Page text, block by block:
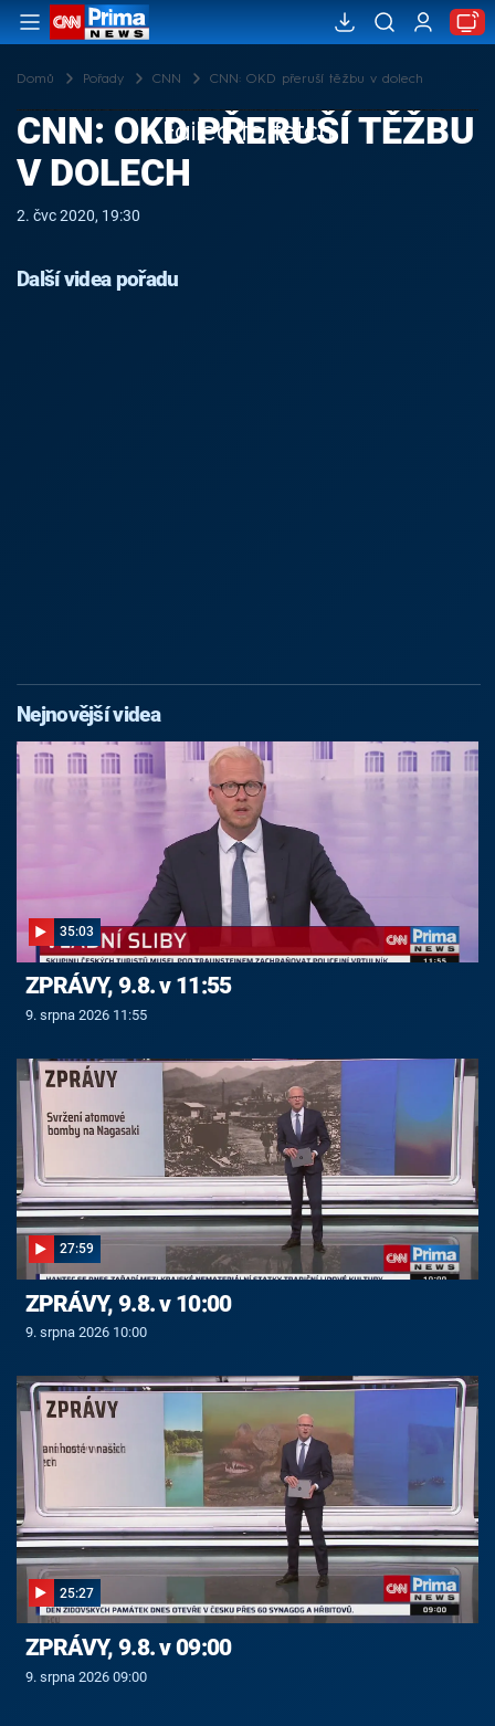
Domů Pořady CNN CNN: OKD přeruší těžbu v dolech
Failed to fetch
CNN: OKD PŘERUŠÍ TĚŽBU
V DOLECH
2. čvc 2020, 19:30
Další videa pořadu
Nejnovější videa
35:03
ZPRÁVY, 9.8. v 11:55
9. srpna 2026 11:55
27:59
ZPRÁVY, 9.8. v 10:00
9. srpna 2026 10:00
25:27
ZPRÁVY, 9.8. v 09:00
9. srpna 2026 09:00